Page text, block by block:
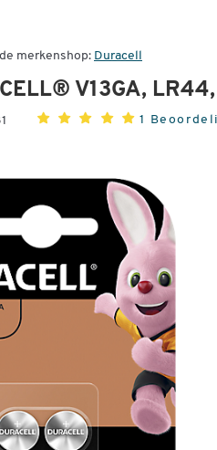
merkenshop: Duracell
V13GA,
1